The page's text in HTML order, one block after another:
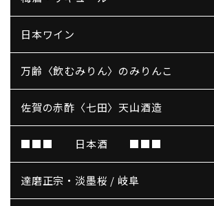
日本ワイン
万齢〈飲むみりん〉のみりんこ
佐賀の赤酢〈七田〉天山酒造
■■■ 日本酒 ■■■
達磨正宗・淡墨桜 / 岐阜